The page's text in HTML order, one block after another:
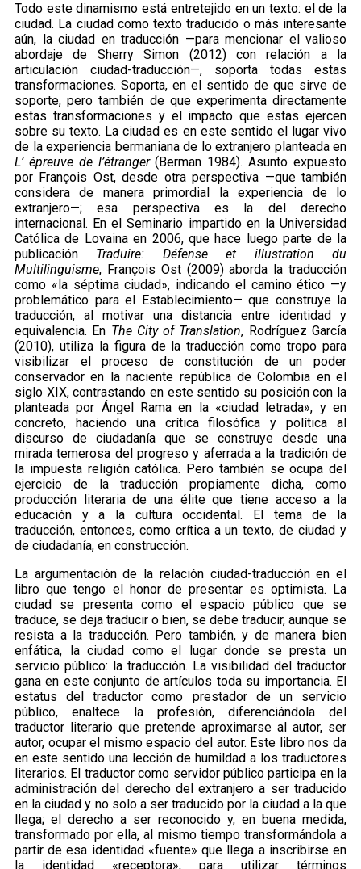
Todo este dinamismo está entretejido en un texto: el de la
ciudad. La ciudad como texto traducido o más interesante
aún, la ciudad en traducción —para mencionar el valioso
abordaje de Sherry Simon (2012) con relación a la
articulación ciudad-traducción—, soporta todas estas
transformaciones. Soporta, en el sentido de que sirve de
soporte, pero también de que experimenta directamente
estas transformaciones y el impacto que estas ejercen
sobre su texto. La ciudad es en este sentido el lugar vivo
de la experiencia bermaniana de lo extranjero planteada en
L’ épreuve de l’étranger(Berman 1984). Asunto expuesto
por François Ost, desde otra perspectiva —que también
considera de manera primordial la experiencia de lo
extranjero—; esa perspectiva es la del derecho
internacional. En el Seminario impartido en la Universidad
Católica de Lovaina en 2006, que hace luego parte de la
publicación Traduire: Défense et illustration du
Multilinguisme, François Ost (2009) aborda la traducción
como «la séptima ciudad», indicando el camino ético —y
problemático para el Establecimiento— que construye la
traducción, al motivar una distancia entre identidad y
equivalencia. En The City of Translation, Rodríguez García
(2010), utiliza la figura de la traducción como tropo para
visibilizar el proceso de constitución de un poder
conservador en la naciente república de Colombia en el
siglo XIX, contrastando en este sentido su posición con la
planteada por Ángel Rama en la «ciudad letrada», y en
concreto, haciendo una crítica filosófica y política al
discurso de ciudadanía que se construye desde una
mirada temerosa del progreso y aferrada a la tradición de
la impuesta religión católica. Pero también se ocupa del
ejercicio de la traducción propiamente dicha, como
producción literaria de una élite que tiene acceso a la
educación y a la cultura occidental. El tema de la
traducción, entonces, como crítica a un texto, de ciudad y
de ciudadanía, en construcción.
La argumentación de la relación ciudad-traducción en el
libro que tengo el honor de presentar es optimista. La
ciudad se presenta como el espacio público que se
traduce, se deja traducir o bien, se debe traducir, aunque se
resista a la traducción. Pero también, y de manera bien
enfática, la ciudad como el lugar donde se presta un
servicio público: la traducción. La visibilidad del traductor
gana en este conjunto de artículos toda su importancia. El
estatus del traductor como prestador de un servicio
público, enaltece la profesión, diferenciándola del
traductor literario que pretende aproximarse al autor, ser
autor, ocupar el mismo espacio del autor. Este libro nos da
en este sentido una lección de humildad a los traductores
literarios. El traductor como servidor público participa en la
administración del derecho del extranjero a ser traducido
en la ciudad y no solo a ser traducido por la ciudad a la que
llega; el derecho a ser reconocido y, en buena medida,
transformado por ella, al mismo tiempo transformándola a
partir de esa identidad «fuente» que llega a inscribirse en
la identidad «receptora», para utilizar términos